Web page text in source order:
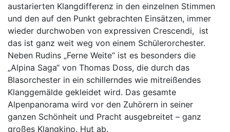
austarierten Klangdifferenz in den einzelnen Stimmen
und den auf den Punkt gebrachten Einsätzen, immer
wieder durchwoben von expressiven Crescendi, ist
das ist ganz weit weg von einem Schülerorchester.
Neben Rudins „Ferne Weite“ ist es besonders die
„Alpina Saga“ von Thomas Doss, die durch das
Blasorchester in ein schillerndes wie mitreißendes
Klanggemälde gekleidet wird. Das gesamte
Alpenpanorama wird vor den Zuhörern in seiner
ganzen Schönheit und Pracht ausgebreitet – ganz
großes Klangkino. Hut ab.